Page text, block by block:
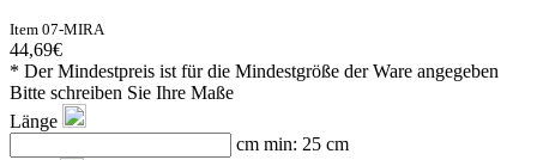
Item 07-MIRA
44,69€
* Der Mindestpreis ist für die Mindestgröße der Ware angegeben
Bitte schreiben Sie Ihre Maße
Länge
cm min: 25 cm